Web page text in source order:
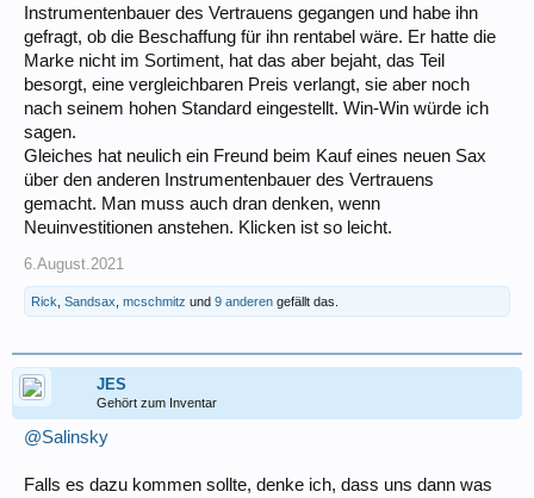
Instrumentenbauer des Vertrauens gegangen und habe ihn
gefragt, ob die Beschaffung für ihn rentabel wäre. Er hatte die
Marke nicht im Sortiment, hat das aber bejaht, das Teil
besorgt, eine vergleichbaren Preis verlangt, sie aber noch
nach seinem hohen Standard eingestellt. Win-Win würde ich
sagen.
Gleiches hat neulich ein Freund beim Kauf eines neuen Sax
über den anderen Instrumentenbauer des Vertrauens
gemacht. Man muss auch dran denken, wenn
Neuinvestitionen anstehen. Klicken ist so leicht.
6.August.2021
Rick Sandsax mcschmitz und 9 anderen gefällt das.
JES
Gehört zum Inventar
@Salinsky
Falls es dazu kommen sollte, denke ich, dass uns dann was